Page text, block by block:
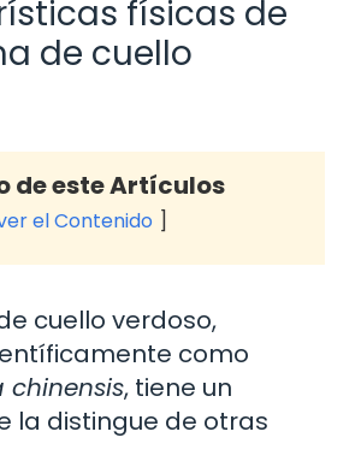
físicas de
de cuello
de este Artículos
el Contenido
cuello verdoso,
como
chinensis, tiene un
la distingue de otras